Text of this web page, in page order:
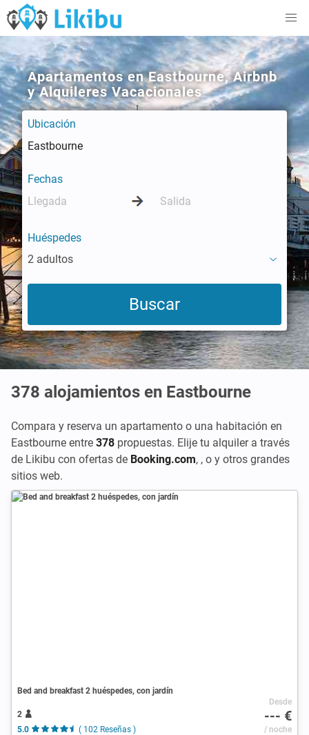
Apartamentos en Eastbourne, Airbnb
y Alquileres Vacacionales
Ubicación
Fechas
Huéspedes
2 adultos
378 alojamientos en Eastbourne
Compara y reserva un apartamento o una habitación en
Eastbourne entre 378 propuestas. Elije tu alquiler a través
de Likibu con ofertas de Booking.com, , o y otros grandes
sitios web.
Bed and breakfast 2 huéspedes, con jardín
2
5.0
( 102 Reseñas )
Desde
--- €
/ noche